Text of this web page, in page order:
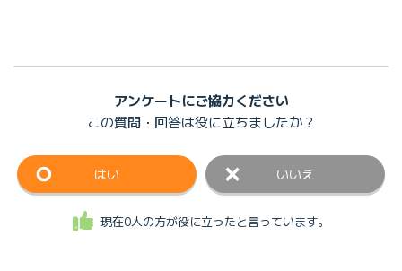
アンケートにご協力ください
この質問・回答は役に立ちましたか？
はい いいえ
現在0人の方が役に立ったと言っています。